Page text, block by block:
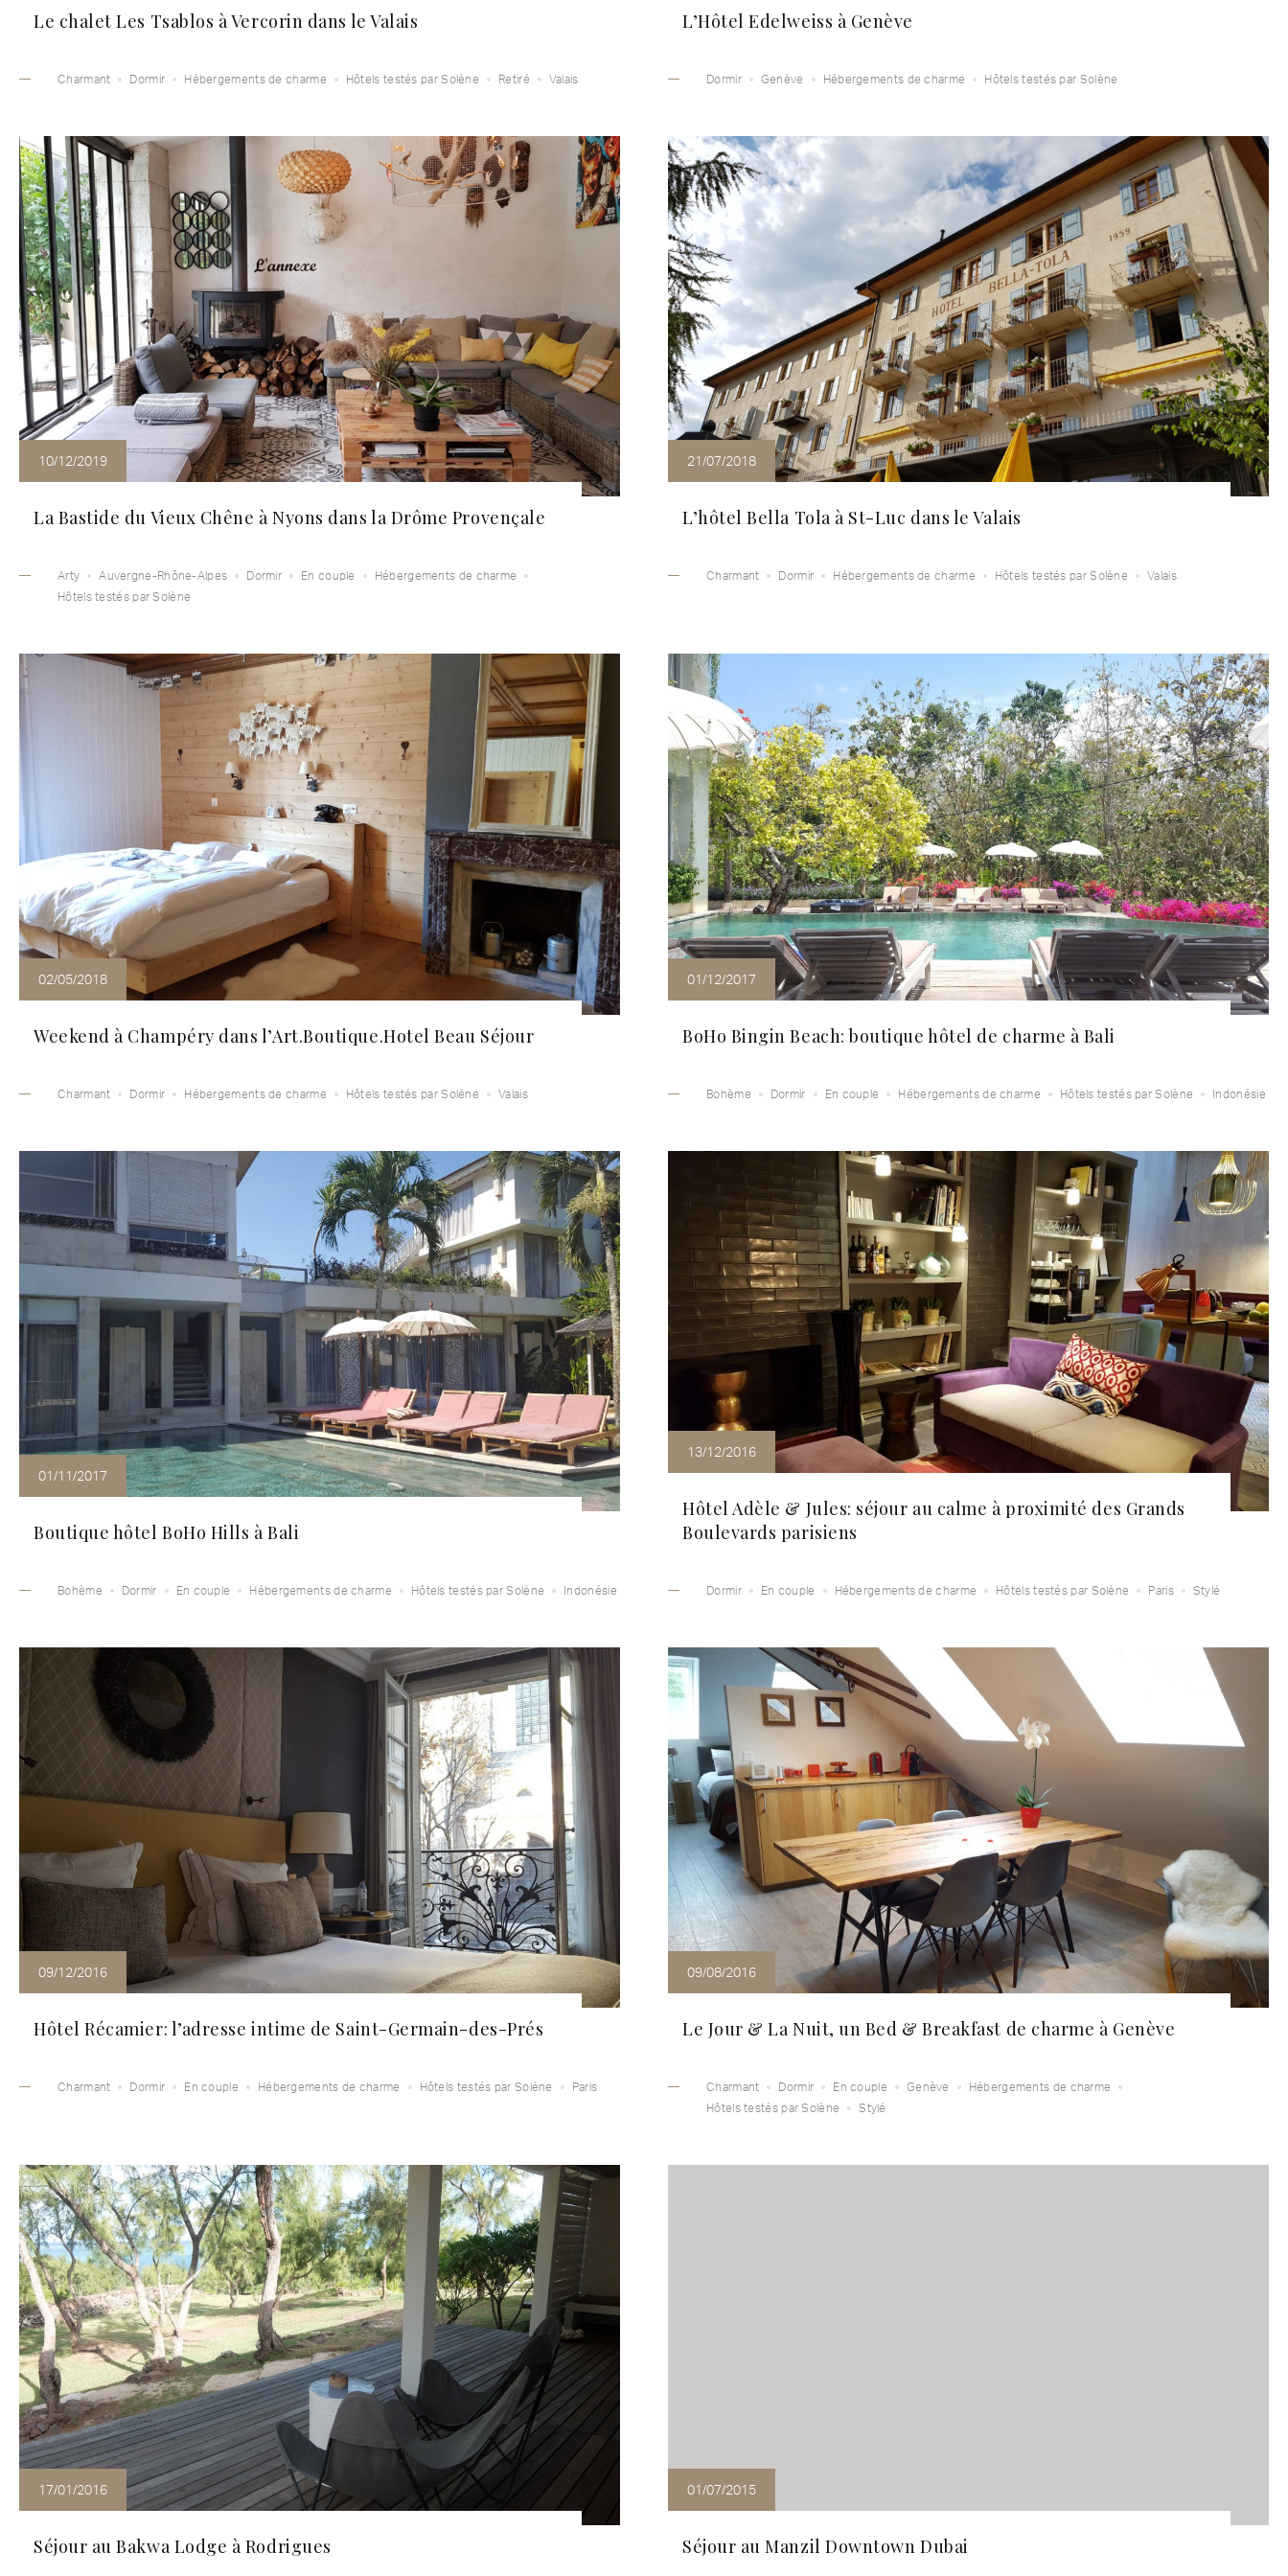
Le chalet Les Tsablos à Vercorin dans le Valais
Charmant Dormir Hébergements de charme Hôtels testés par Solène Retiré Valais
L’Hôtel Edelweiss à Genève
Dormir Genève Hébergements de charme Hôtels testés par Solène
10/12/2019
La Bastide du Vieux Chêne à Nyons dans la Drôme Provençale
Arty Auvergne-Rhône-Alpes Dormir En couple
Hébergements de charme
Hôtels testés par Solène
21/07/2018
L’hôtel Bella Tola à St-Luc dans le Valais
Charmant Dormir Hébergements de charme Hôtels testés par Solène Valais
02/05/2018
Weekend à Champéry dans l’Art.Boutique.Hotel Beau Séjour
Charmant Dormir Hébergements de charme Hôtels testés par Solène Valais
01/12/2017
BoHo Bingin Beach: boutique hôtel de charme à Bali
Bohème Dormir En couple Hébergements de charme Hôtels testés par Solène Indonésie
01/11/2017
Boutique hôtel BoHo Hills à Bali
Bohème Dormir En couple Hébergements de charme Hôtels testés par Solène Indonésie
13/12/2016
Hôtel Adèle & Jules: séjour au calme à proximité des Grands
Boulevards parisiens
Dormir En couple Hébergements de charme Hôtels testés par Solène Paris Stylé
09/12/2016
Hôtel Récamier: l’adresse intime de Saint-Germain-des-Prés
Charmant Dormir En couple Hébergements de charme Hôtels testés par Solène Paris
09/08/2016
Le Jour & La Nuit, un Bed & Breakfast de charme à Genève
Charmant Dormir En couple Genève
Hébergements de charme
Hôtels testés par Solène
Stylé
17/01/2016
Séjour au Bakwa Lodge à Rodrigues
01/07/2015
Séjour au Manzil Downtown Dubai